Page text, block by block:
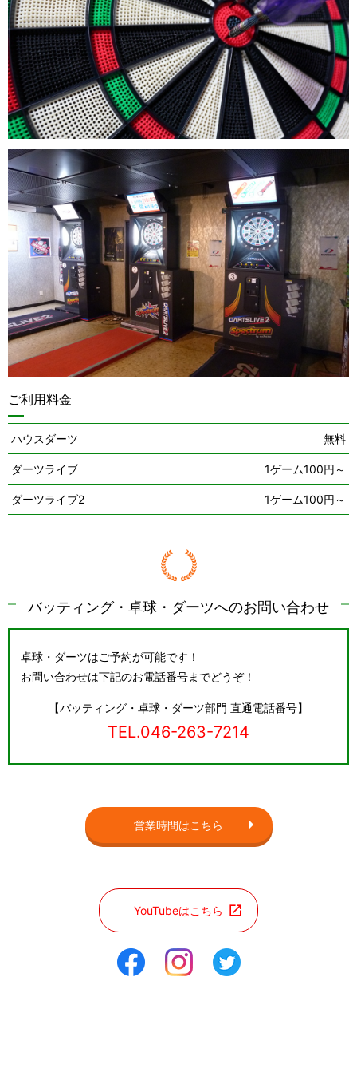
ご利用料金
ハウスダーツ 無料
ダーツライブ 1ゲーム100円～
ダーツライブ2 1ゲーム100円～
バッティング・卓球・ダーツへのお問い合わせ
卓球・ダーツはご予約が可能です！
お問い合わせは下記のお電話番号までどうぞ！
【バッティング・卓球・ダーツ部門 直通電話番号】
TEL.046-263-7214
営業時間はこちら
YouTubeはこちら